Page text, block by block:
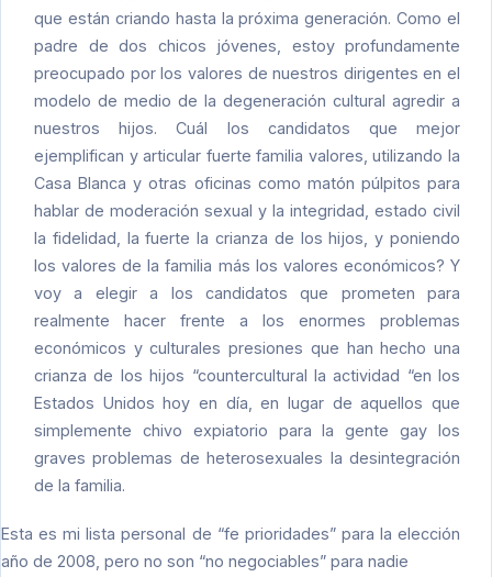
que están criando hasta la próxima generación. Como el
padre de dos chicos jóvenes, estoy profundamente
preocupado por los valores de nuestros dirigentes en el
modelo de medio de la degeneración cultural agredir a
nuestros hijos. Cuál los candidatos que mejor
ejemplifican y articular fuerte familia valores, utilizando la
Casa Blanca y otras oficinas como matón púlpitos para
hablar de moderación sexual y la integridad, estado civil
la fidelidad, la fuerte la crianza de los hijos, y poniendo
los valores de la familia más los valores económicos? Y
voy a elegir a los candidatos que prometen para
realmente hacer frente a los enormes problemas
económicos y culturales presiones que han hecho una
crianza de los hijos “countercultural la actividad “en los
Estados Unidos hoy en día, en lugar de aquellos que
simplemente chivo expiatorio para la gente gay los
graves problemas de heterosexuales la desintegración
de la familia.
Esta es mi lista personal de “fe prioridades” para la elección
año de 2008, pero no son “no negociables” para nadie